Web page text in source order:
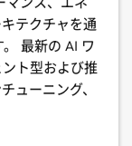
テクチャを通
最新の AI ワ
ト型および推
ューニング、